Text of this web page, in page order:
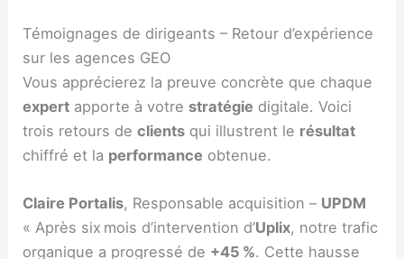
Témoignages de dirigeants – Retour d’expérience
sur les agences GEO
Vous apprécierez la preuve concrète que chaque
expert apporte à votre stratégie digitale. Voici
trois retours declients qui illustrent le résultat
chiffré et la performance obtenue.
Claire Portalis, Responsable acquisition – UPDM
« Après six mois d’intervention d’Uplix, notre trafic
organique a progressé de +45 %. Cette hausse